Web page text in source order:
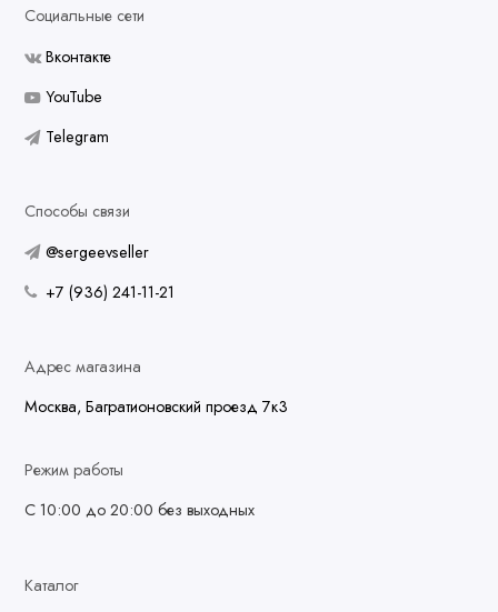
Социальные сети
Вконтакте
YouTube
Telegram
Способы связи
@sergeevseller
+7 (936) 241-11-21
Адрес магазина
Москва, Багратионовский проезд 7к3
Режим работы
С 10:00 до 20:00 без выходных
Каталог